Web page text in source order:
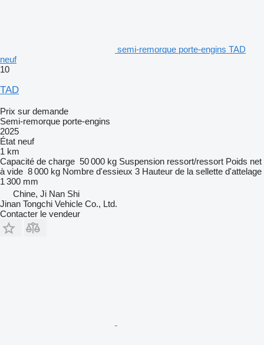
semi-remorque porte-engins TAD
neuf
10
TAD
Prix sur demande
Semi-remorque porte-engins
2025
État neuf
1 km
Capacité de charge 50 000 kg Suspension ressort/ressort Poids net
à vide 8 000 kg Nombre d'essieux 3 Hauteur de la sellette d'attelage
1 300 mm
Chine, Ji Nan Shi
Jinan Tongchi Vehicle Co., Ltd.
Contacter le vendeur